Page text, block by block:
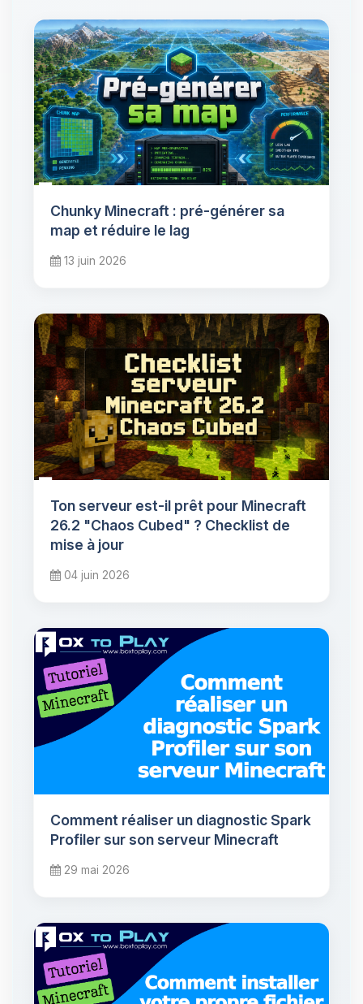
Chunky Minecraft : pré-générer sa
map et réduire le lag
13 juin 2026
Ton serveur est-il prêt pour Minecraft
26.2 "Chaos Cubed" ? Checklist de
mise à jour
04 juin 2026
Comment réaliser un diagnostic Spark
Profiler sur son serveur Minecraft
29 mai 2026